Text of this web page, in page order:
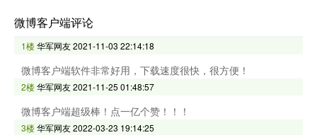
微博客户端评论
1楼华军网友2021-11-03 22:14:18
微博客户端软件非常好用，下载速度很快，很方便！
2楼华军网友2021-11-25 01:48:57
微博客户端超级棒！点一亿个赞！！！
3楼华军网友2022-03-23 19:14:25